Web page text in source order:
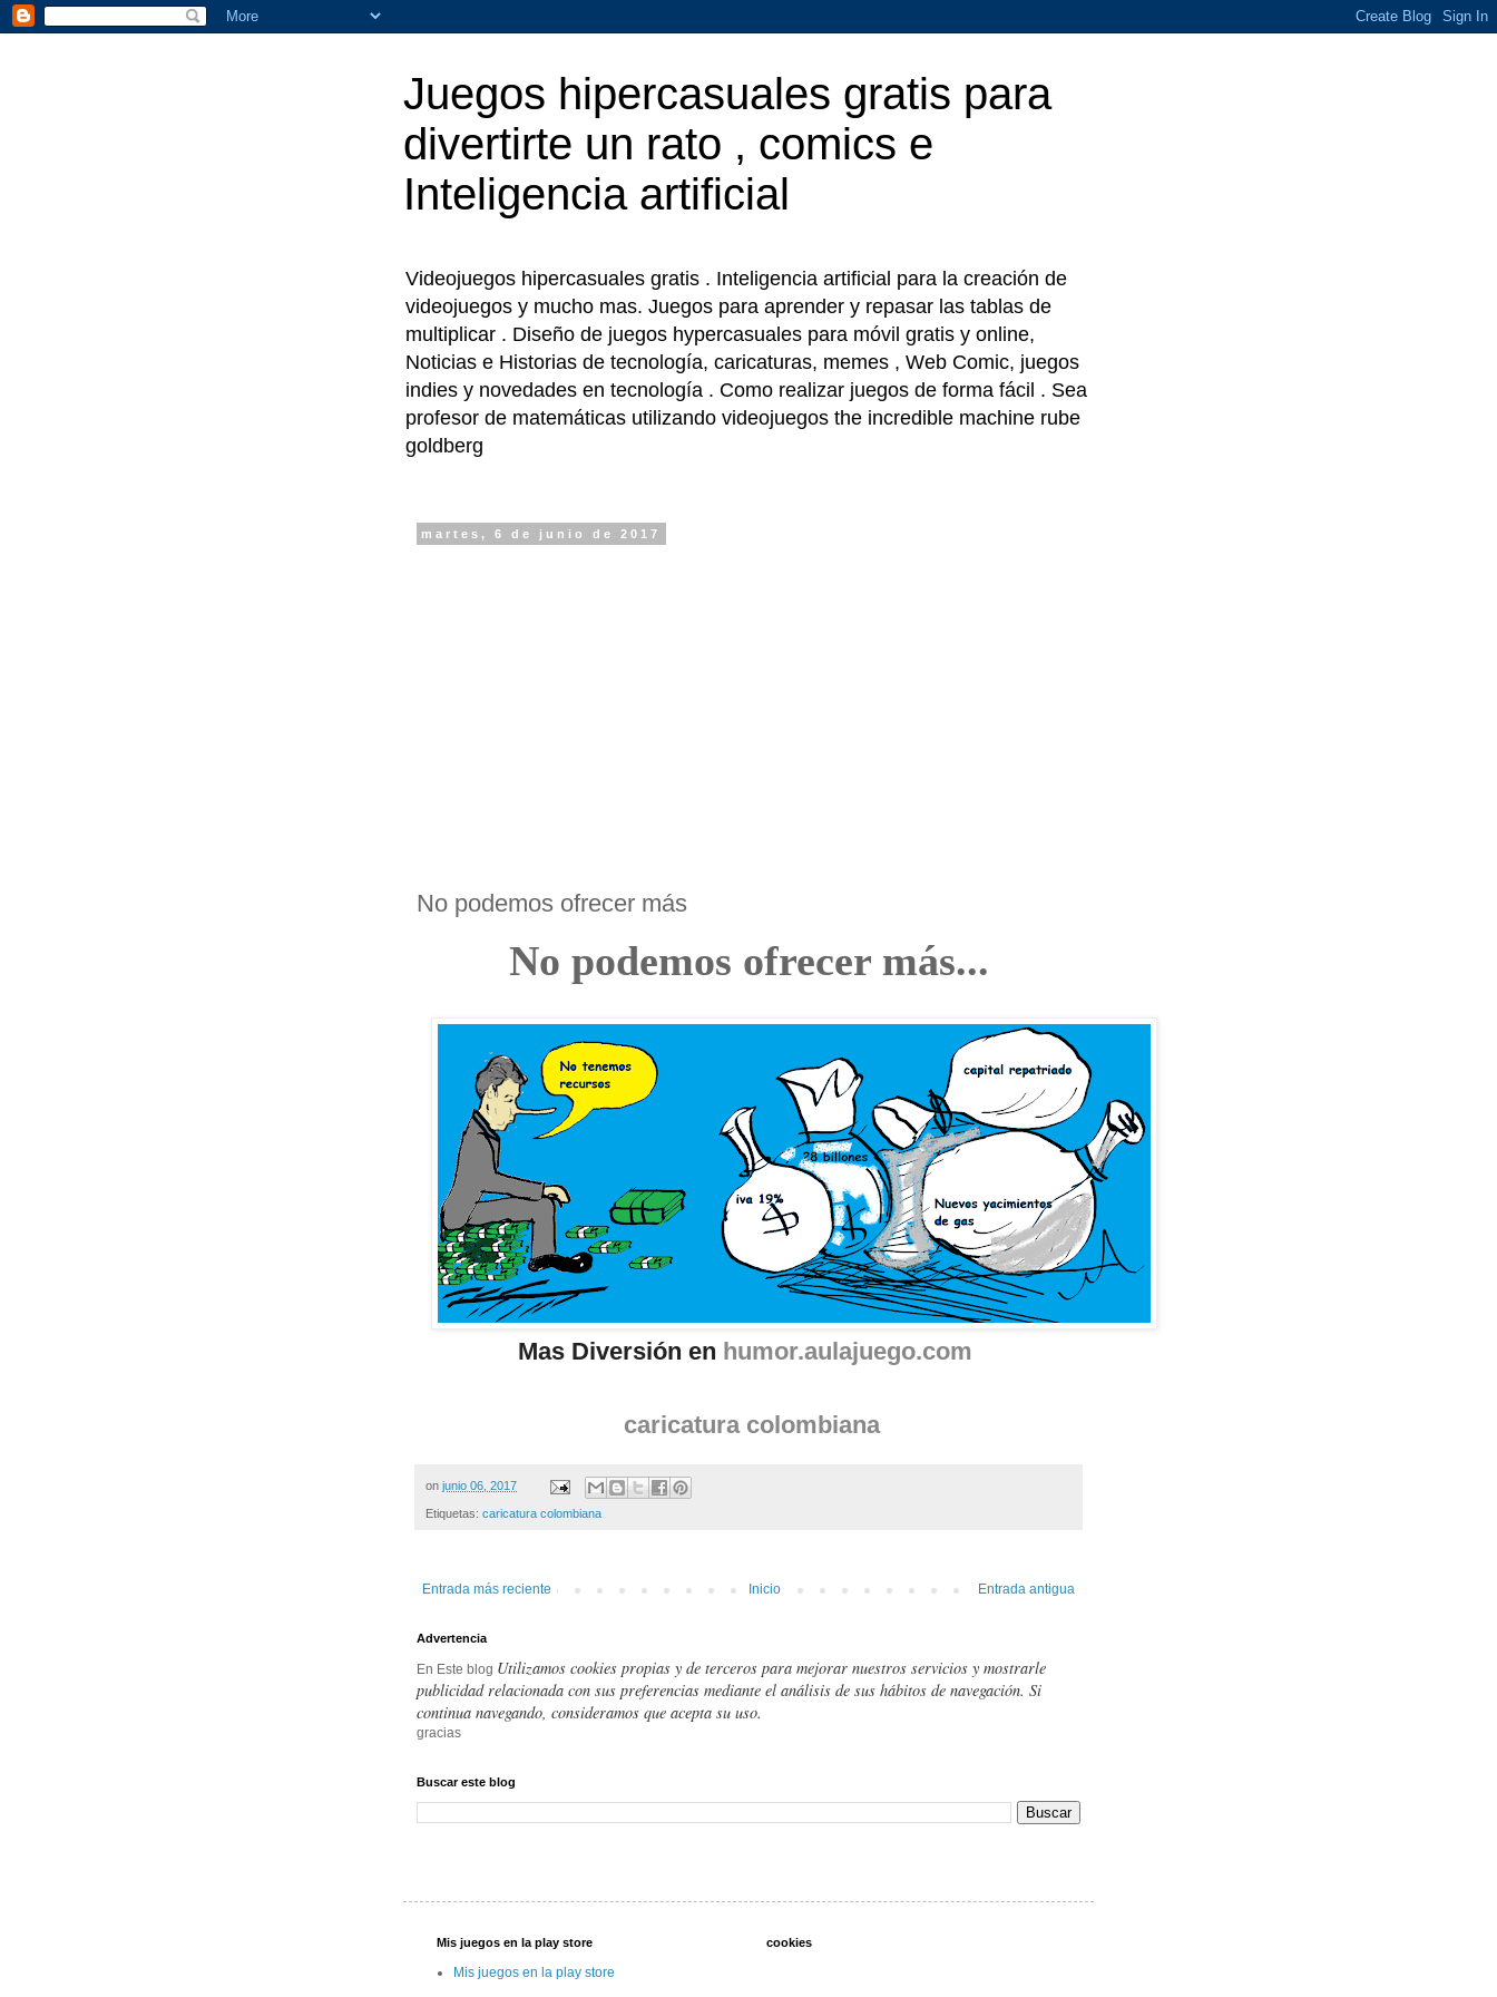
Juegos hipercasuales gratis para
divertirte un rato , comics e
Inteligencia artificial
Videojuegos hipercasuales gratis . Inteligencia artificial para la creación de
videojuegos y mucho mas. Juegos para aprender y repasar las tablas de
multiplicar . Diseño de juegos hypercasuales para móvil gratis y online,
Noticias e Historias de tecnología, caricaturas, memes , Web Comic, juegos
indies y novedades en tecnología . Como realizar juegos de forma fácil . Sea
profesor de matemáticas utilizando videojuegos the incredible machine rube
goldberg
martes, 6 de junio de 2017
No podemos ofrecer más
No podemos ofrecer más...
Mas Diversión en humor.aulajuego.com
caricatura colombiana
on junio 06, 2017
Etiquetas: caricatura colombiana
Entrada más reciente Entrada antigua
Inicio
Advertencia
En Este blog Utilizamos cookies propias y de terceros para mejorar nuestros servicios y mostrarle
publicidad relacionada con sus preferencias mediante el análisis de sus hábitos de navegación. Si
continua navegando, consideramos que acepta su uso.
gracias
Buscar este blog
Mis juegos en la play store
Mis juegos en la play store
cookies